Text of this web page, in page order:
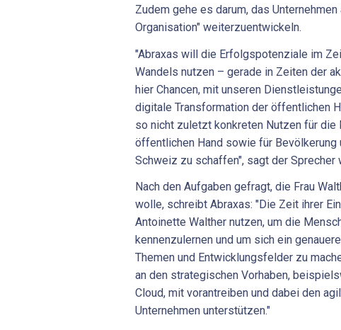
Zudem gehe es darum, das
Organisation" weiterzuentwickeln.
"Abraxas will die Erfolgspotenziale im
Wandels nutzen – gerade in Zeiten der
hier Chancen, mit unseren
digitale Transformation der öffentlichen
so nicht zuletzt konkreten Nutzen für die
öffentlichen Hand sowie für Bevölkerung
Schweiz zu schaffen", sagt der Sprecher
Nach den Aufgaben gefragt, die Frau
wolle, schreibt Abraxas: "Die Zeit ihrer
Antoinette Walther nutzen, um die
kennenzulernen und um sich ein
Themen und Entwicklungsfelder zu
an den strategischen Vorhaben,
Cloud, mit vorantreiben und dabei den
Unternehmen unterstützen."